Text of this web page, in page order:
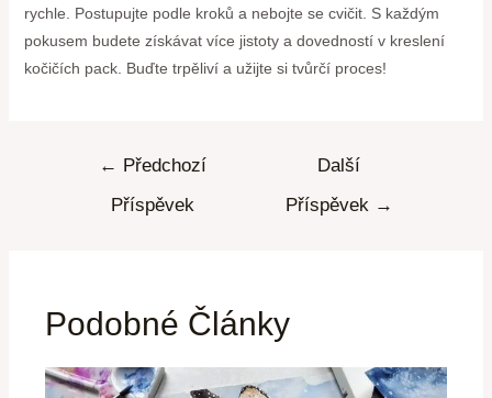
rychle. Postupujte podle kroků a nebojte se cvičit. S každým
pokusem budete získávat více jistoty a dovedností v kreslení
kočičích pack. Buďte trpěliví a užijte si tvůrčí proces!
← Předchozí
Příspěvek
Další
Příspěvek →
Podobné Články